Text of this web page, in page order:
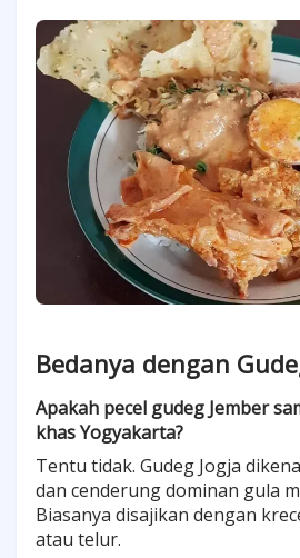
Bedanya dengan
Apakah pecel gudeg Jember
khas Yogyakarta?
Tentu tidak. Gudeg Jogja
dan cenderung dominan gula
Biasanya disajikan dengan
atau telur.